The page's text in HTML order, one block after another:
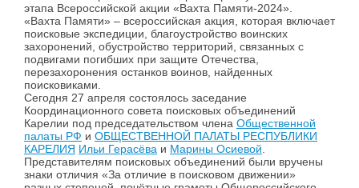
этапа Всероссийской акции «Вахта Памяти-2024».
«Вахта Памяти» – всероссийская акция, которая включает
поисковые экспедиции, благоустройство воинских
захоронений, обустройство территорий, связанных с
подвигами погибших при защите Отечества,
перезахоронения останков воинов, найденных
поисковиками.
Сегодня 27 апреля состоялось заседание
Координационного совета поисковых объединений
Карелии под председательством члена Общественной
палаты РФ и ОБЩЕСТВЕННОЙ ПАЛАТЫ РЕСПУБЛИКИ
КАРЕЛИЯ Ильи Герасёва и Марины Осиевой.
Представителям поисковых объединений были вручены
знаки отличия «За отличие в поисковом движении»